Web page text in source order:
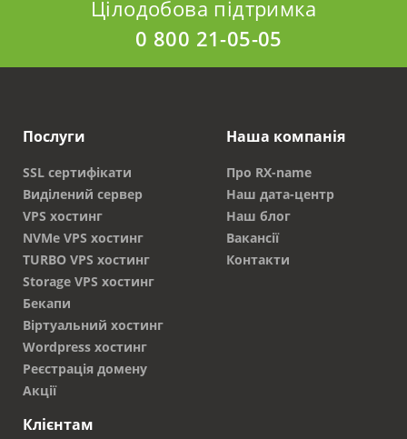
Цілодобова підтримка
0 800 21-05-05
Послуги
SSL сертифікати
Виділений сервер
VPS хостинг
NVMe VPS хостинг
TURBO VPS хостинг
Storage VPS хостинг
Бекапи
Віртуальний хостинг
Wordpress хостинг
Реєстрація домену
Акції
Наша компанія
Про RX-name
Наш дата-центр
Наш блог
Вакансії
Контакти
Клієнтам